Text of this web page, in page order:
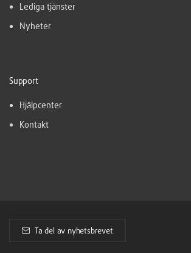
Lediga tjänster
Nyheter
Support
Hjälpcenter
Kontakt
Ta del av nyhetsbrevet